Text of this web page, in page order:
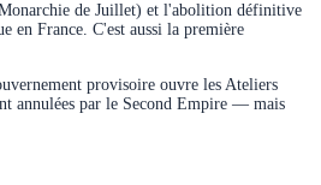
de Juillet) et l'abolition définitive
France. C'est aussi la première
provisoire ouvre les Ateliers
annulées par le Second Empire — mais